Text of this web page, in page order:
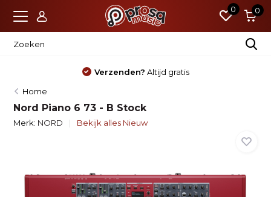
0 0
Nieuw?Standaard 4 jaar garantie
Home
Nord Piano 6 73 - B Stock
Merk: NORD Bekijk alles Nieuw